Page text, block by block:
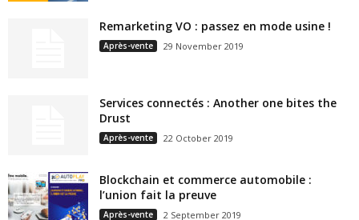
Remarketing VO : passez en mode usine !
Après-vente 29 November 2019
Services connectés : Another one bites the
Drust
Après-vente 22 October 2019
Blockchain et commerce automobile :
l’union fait la preuve
Après-vente 2 September 2019